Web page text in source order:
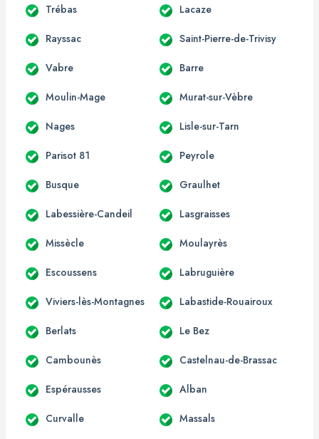
Trébas Lacaze
Rayssac Saint-Pierre-de-Trivisy
Vabre Barre
Moulin-Mage Murat-sur-Vèbre
Nages Lisle-sur-Tarn
Parisot 81 Peyrole
Busque Graulhet
Labessière-Candeil Lasgraisses
Missècle Moulayrès
Escoussens Labruguière
Viviers-lès-Montagnes Labastide-Rouairoux
Berlats Le Bez
Cambounès Castelnau-de-Brassac
Espérausses Alban
Curvalle Massals